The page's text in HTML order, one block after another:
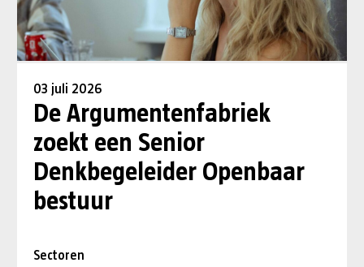
03 juli 2026
De Argumentenfabriek
zoekt een Senior
Denkbegeleider Openbaar
bestuur
Sectoren